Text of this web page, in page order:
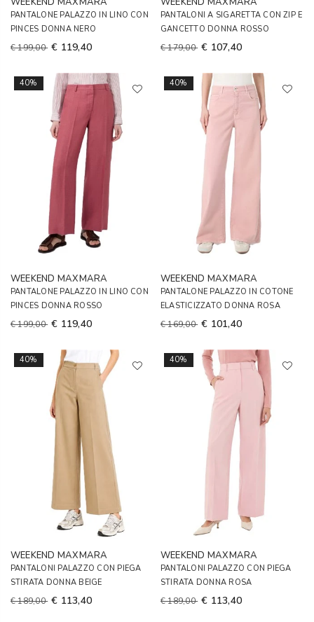
PANTALONE PALAZZO IN LINO CON
PINCES DONNA NERO
€ 199,00 € 119,40
PANTALONI A SIGARETTA CON ZIP E
GANCETTO DONNA ROSSO
€ 179,00 € 107,40
40%
WEEKEND MAXMARA
PANTALONE PALAZZO IN LINO CON
PINCES DONNA ROSSO
€ 199,00 € 119,40
40%
WEEKEND MAXMARA
PANTALONE PALAZZO IN COTONE
ELASTICIZZATO DONNA ROSA
€ 169,00 € 101,40
40%
WEEKEND MAXMARA
PANTALONI PALAZZO CON PIEGA
STIRATA DONNA BEIGE
€ 189,00 € 113,40
40%
WEEKEND MAXMARA
PANTALONI PALAZZO CON PIEGA
STIRATA DONNA ROSA
€ 189,00 € 113,40